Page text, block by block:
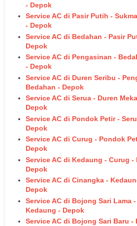
- Depok
Service AC di Pasir Putih -
- Depok
Service AC di Bedahan - Pasir
Depok
Service AC di Pengasinan -
- Depok
Service AC di Duren Seribu -
Bedahan - Depok
Service AC di Serua - Duren
Depok
Service AC di Pondok Petir -
Depok
Service AC di Curug - Pondok
Depok
Service AC di Kedaung - Curug -
Depok
Service AC di Cinangka -
Depok
Service AC di Bojong Sari Lama
Kedaung - Depok
Service AC di Bojong Sari Baru -